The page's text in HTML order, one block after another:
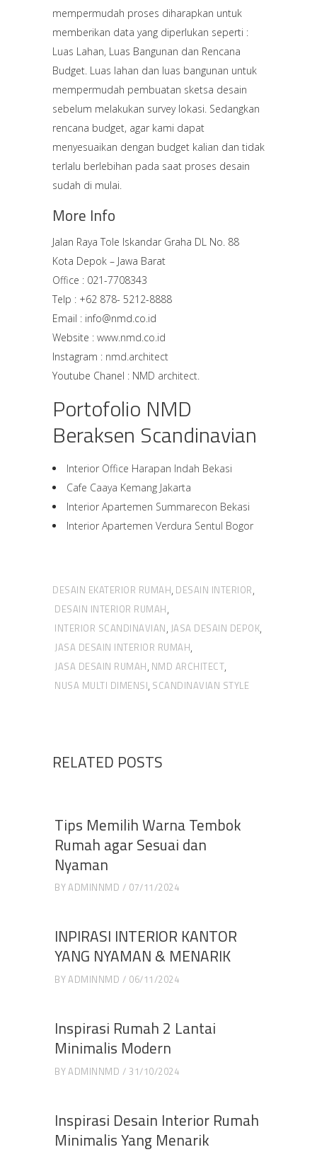
mempermudah proses diharapkan untuk
memberikan data yang diperlukan seperti :
Luas Lahan, Luas Bangunan dan Rencana
Budget. Luas lahan dan luas bangunan untuk
mempermudah pembuatan sketsa desain
sebelum melakukan survey lokasi. Sedangkan
rencana budget, agar kami dapat
menyesuaikan dengan budget kalian dan tidak
terlalu berlebihan pada saat proses desain
sudah di mulai.
More Info
Jalan Raya Tole Iskandar Graha DL No. 88
Kota Depok – Jawa Barat
Office : 021-7708343
Telp : +62 878- 5212-8888
Email : info@nmd.co.id
Website : www.nmd.co.id
Instagram : nmd.architect
Youtube Chanel : NMD architect.
Portofolio NMD
Beraksen Scandinavian
Interior Office Harapan Indah Bekasi
Cafe Caaya Kemang Jakarta
Interior Apartemen Summarecon Bekasi
Interior Apartemen Verdura Sentul Bogor
DESAIN EKATERIOR RUMAH, DESAIN INTERIOR,
DESAIN INTERIOR RUMAH,
INTERIOR SCANDINAVIAN, JASA DESAIN DEPOK,
JASA DESAIN INTERIOR RUMAH,
JASA DESAIN RUMAH, NMD ARCHITECT,
NUSA MULTI DIMENSI, SCANDINAVIAN STYLE
RELATED POSTS
Tips Memilih Warna Tembok
Rumah agar Sesuai dan
Nyaman
BYADMINNMD 07/11/2024
INPIRASI INTERIOR KANTOR
YANG NYAMAN & MENARIK
BYADMINNMD 06/11/2024
Inspirasi Rumah 2 Lantai
Minimalis Modern
BYADMINNMD 31/10/2024
Inspirasi Desain Interior Rumah
Minimalis Yang Menarik